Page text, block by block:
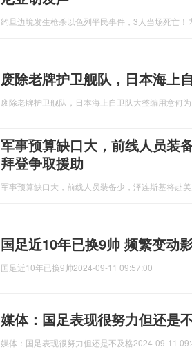
约旦边境发生枪杀以色列平民事件，3人当场死亡！
废除老牌护卫舰队，日本海上
废除老牌护卫舰队，日本海上自卫队大整编用意何为
军事预算缺口大，前线人员装
拜登争取援助
军事预算缺口大，前线人员装备少，泽连斯基将赴
国足近10年已换9帅 频繁变动
国足近10年已换9帅2024-09-11 09:57:00
媒体：国足表现很努力但还是
媒体：国足表现很努力但还是不及格2024-09-11